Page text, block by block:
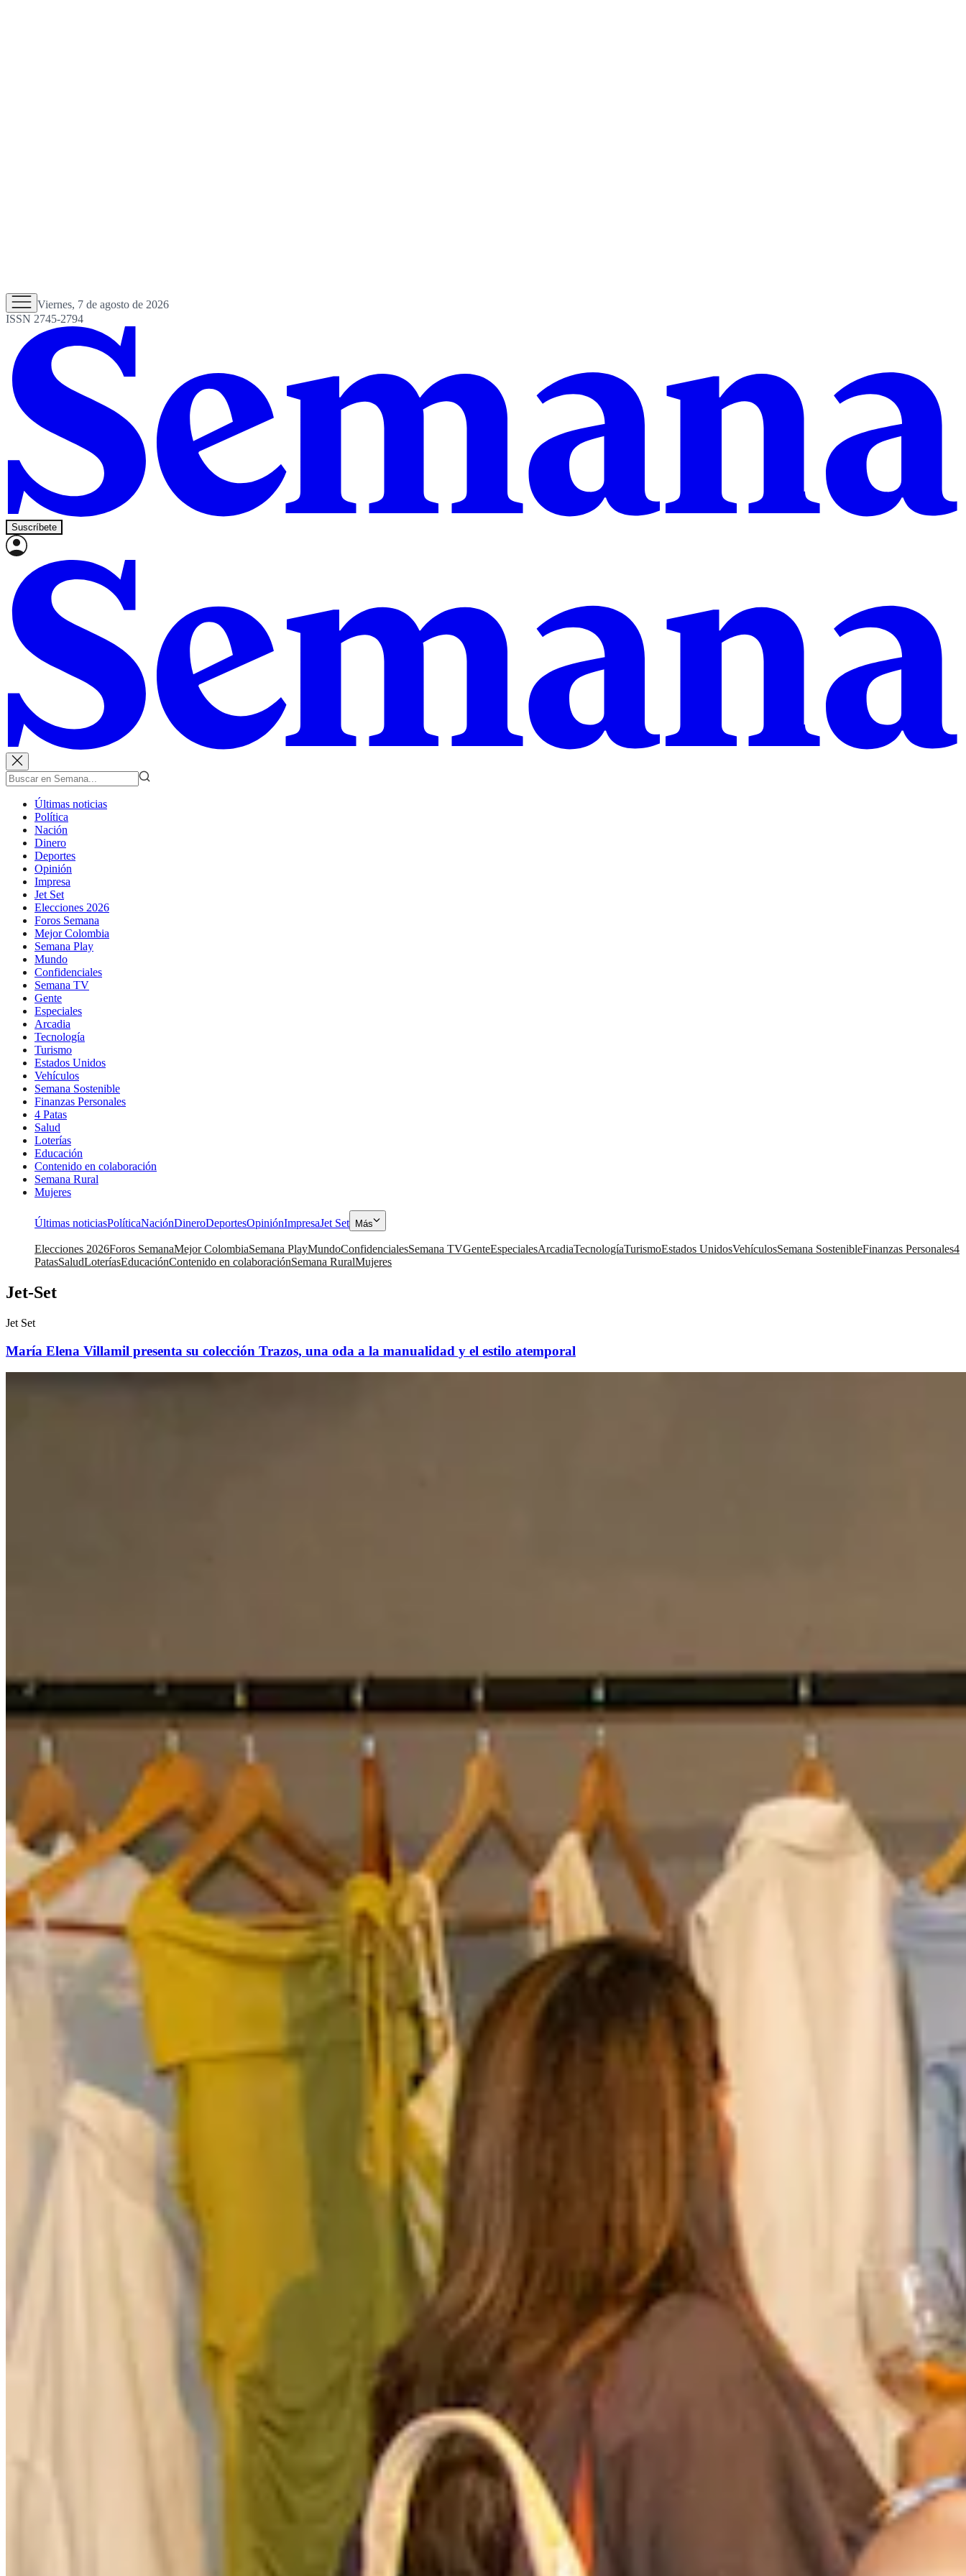
Viernes, 7 de agosto de 2026
ISSN 2745-2794
Suscríbete
Últimas noticias
Política
Nación
Dinero
Deportes
Opinión
Impresa
Jet Set
Elecciones 2026
Foros Semana
Mejor Colombia
Semana Play
Mundo
Confidenciales
Semana TV
Gente
Especiales
Arcadia
Tecnología
Turismo
Estados Unidos
Vehículos
Semana Sostenible
Finanzas Personales
4 Patas
Salud
Loterías
Educación
Contenido en colaboración
Semana Rural
Mujeres
Últimas noticiasPolíticaNaciónDineroDeportesOpiniónImpresaJet Set Más
Elecciones 2026Foros SemanaMejor ColombiaSemana PlayMundoConfidencialesSemana TVGenteEspecialesArcadiaTecnologíaTurismoEstados UnidosVehículosSemana SostenibleFinanzas Personales4
PatasSaludLoteríasEducaciónContenido en colaboraciónSemana RuralMujeres
Jet-Set
Jet Set
María Elena Villamil presenta su colección Trazos, una oda a la manualidad y el estilo atemporal